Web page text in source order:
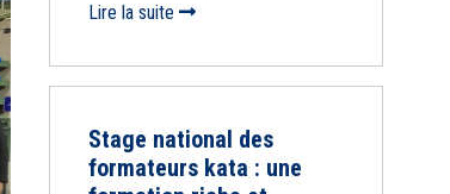
Lire la suite
Stage national des
formateurs kata : une